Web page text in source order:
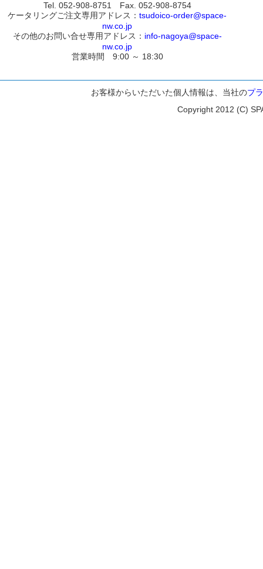
Tel. 052-908-8751 Fax. 052-908-8754
ケータリングご注文専用アドレス：tsudoico-order@space-
nw.co.jp
その他のお問い合せ専用アドレス： info-nagoya@space-
nw.co.jp
営業時間 9:00 ～ 18:30
お客様からいただいた個人情報は、当社のプ
Copyright 2012 (C)